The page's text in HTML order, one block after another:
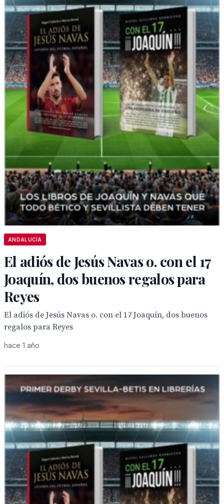
ANDALUCÍA
El adiós de Jesús Navas o. con el 17
Joaquín, dos buenos regalos para
Reyes
El adiós de Jesús Navas o. con el 17 Joaquín, dos buenos
regalos para Reyes
hace 1 año